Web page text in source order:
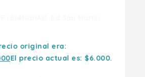
original era:
El precio actual es: $6.000.